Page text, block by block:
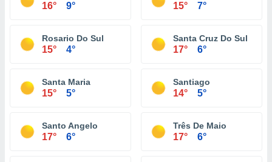
16° 9° 15° 7°
Rosario Do Sul
15° 4°
Santa Cruz Do Sul
17° 6°
Santa Maria
15° 5°
Santiago
14° 5°
Santo Angelo
17° 6°
Três De Maio
17° 6°